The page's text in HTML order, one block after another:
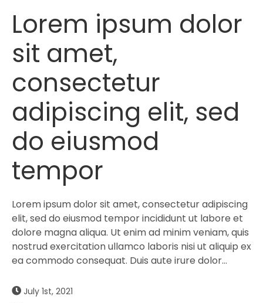
Lorem ipsum dolor
sit amet,
consectetur
adipiscing elit, sed
do eiusmod
tempor
Lorem ipsum dolor sit amet, consectetur adipiscing
elit, sed do eiusmod tempor incididunt ut labore et
dolore magna aliqua. Ut enim ad minim veniam, quis
nostrud exercitation ullamco laboris nisi ut aliquip ex
ea commodo consequat. Duis aute irure dolor…
July 1st, 2021